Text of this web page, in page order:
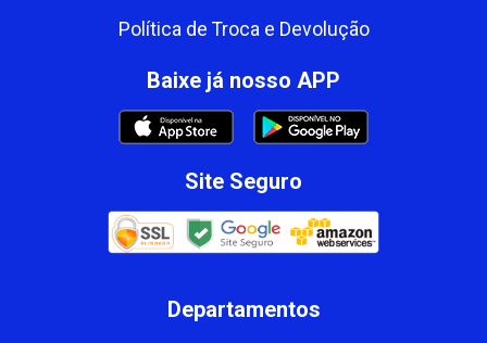
Política de Troca e Devolução
Baixe já nosso APP
Site Seguro
Departamentos